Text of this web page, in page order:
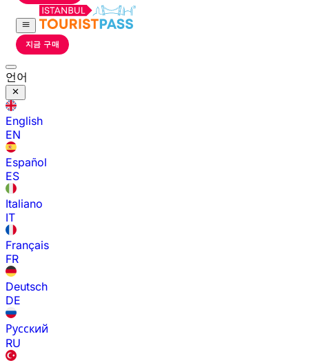
지금 구매
언어
English
EN
Español
ES
Italiano
IT
Français
FR
Deutsch
DE
Русский
RU